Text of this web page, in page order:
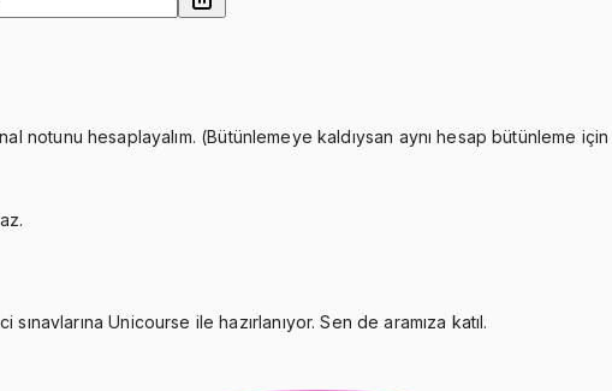
notunu hesaplayalım. (Bütünlemeye kaldıysan aynı hesap bütünleme
Unicourse ile hazırlanıyor. Sen de aramıza katıl.